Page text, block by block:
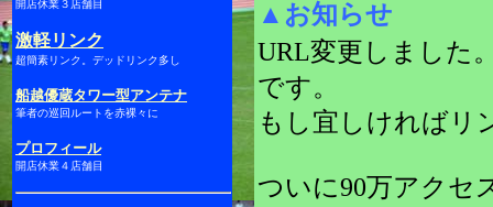
開店休業３店舗目
激軽リンク
超簡素リンク。デッドリンク多し
船越優蔵タワー型アンテナ
筆者の巡回ルートを赤裸々に
プロフィール
開店休業４店舗目
▲お知らせ
URL変更しました
です。
もし宜しければリ
ついに90万アクセ